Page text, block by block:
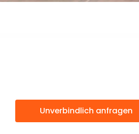
Unverbindlich anfragen